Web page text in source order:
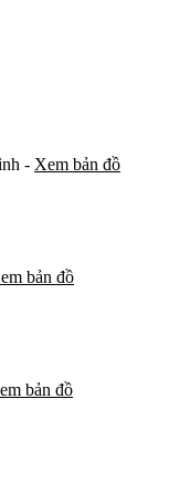
- Xem bản đồ
bản đồ
bản đồ